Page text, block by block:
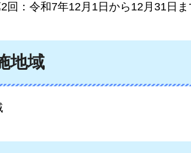
回：令和7年12月1日から12月31日ま
地域